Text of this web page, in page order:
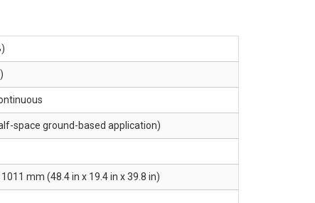
space ground-based application)
mm (48.4 in x 19.4 in x 39.8 in)